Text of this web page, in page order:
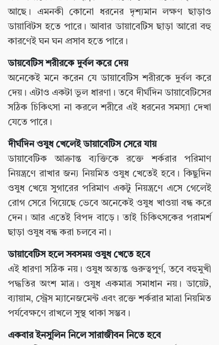
আছে। এমনকী কোনো ধরনের দৃশ্যমান লক্ষণ ছাড়াও
ডায়াবিটস হতে পারে। আবার ডায়াবেটিস ছাড়া আরো বহু
কারণেই ঘন ঘন প্রসাব হতে পারে।
ডায়বেটিস শরীরকে দুর্বল করে দেয়
অনেকেই মনে করেন যে ডায়াবেটিস শরীরকে দুর্বল করে
দেয়। এটাও একটা ভুল ধারণা। তবে দীর্ঘদিন ডায়াবেটিসের
সঠিক চিকিৎসা না করলে শরীরে এই ধরনের সমস্যা দেখা
যেতে পারে।
দীর্ঘদিন ওষুধ খেলেই ডায়াবেটিস সেরে যায়
ডায়াবেটিক আক্রান্ত ব্যক্তিকে রক্তে শর্করার পরিমাণ
নিয়ন্ত্রণে রাখার জন্য নিয়মিত ওষুধ খেতেই হবে। কিছুদিন
ওষুধ খেয়ে সুগারের পরিমাণ একটু নিয়ন্ত্রণে এসে গেলেই
রোগ সেরে গিয়েছে ভেবে অনেকেই ওষুধ খাওয়া বন্ধ করে
দেন। আর এতেই বিপদ বাড়ে। তাই চিকিৎসকের পরামর্শ
ছাড়া ওষুধ বন্ধ করা চলবে না।
ডায়াবেটিস হলে সবসময় ওষুধ খেতে হবে
এই ধারণা সঠিক নয়। ওষুধ অত্যন্ত গুরুত্বপূর্ণ, তবে বহুমুখী
পদ্ধতির অংশ মাত্র। ওষুধ একমাত্র সমাধান নয়। ডায়েট,
ব্যায়াম, স্ট্রেস ম্যানেজমেন্ট এবং রক্তে শর্করার মাত্রা নিয়মিত
পর্যবেক্ষণে রাখলে সুস্থ থাকা সম্ভব।
একবার ইনসুলিন নিলে সারাজীবন নিতে হবে